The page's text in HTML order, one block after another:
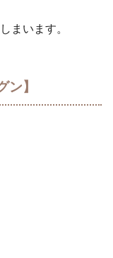
まいます。
】